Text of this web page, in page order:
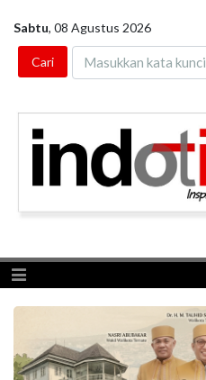
Sabtu, 08 Agustus 2026
Toggle navigation